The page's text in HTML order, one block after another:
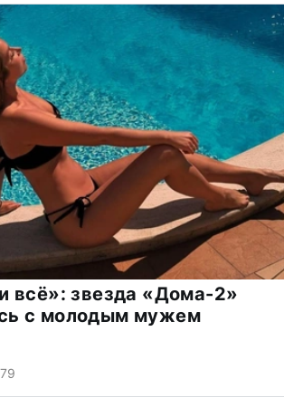
всё»: звезда «Дома-2»
с молодым мужем
79